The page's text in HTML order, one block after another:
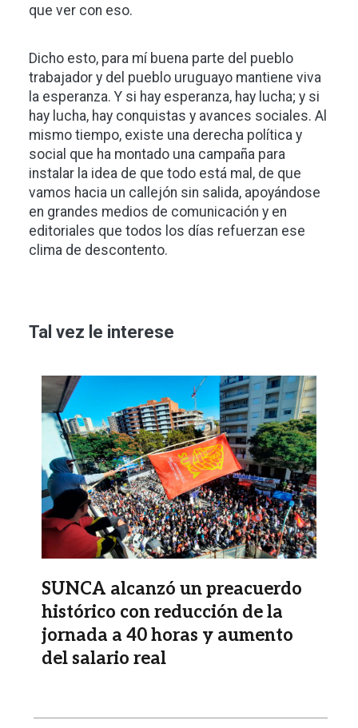
que ver con eso.
Dicho esto, para mí buena parte del pueblo
trabajador y del pueblo uruguayo mantiene viva
la esperanza. Y si hay esperanza, hay lucha; y si
hay lucha, hay conquistas y avances sociales. Al
mismo tiempo, existe una derecha política y
social que ha montado una campaña para
instalar la idea de que todo está mal, de que
vamos hacia un callejón sin salida, apoyándose
en grandes medios de comunicación y en
editoriales que todos los días refuerzan ese
clima de descontento.
Tal vez le interese
Imagen
SUNCA alcanzó un preacuerdo
histórico con reducción de la
jornada a 40 horas y aumento
del salario real